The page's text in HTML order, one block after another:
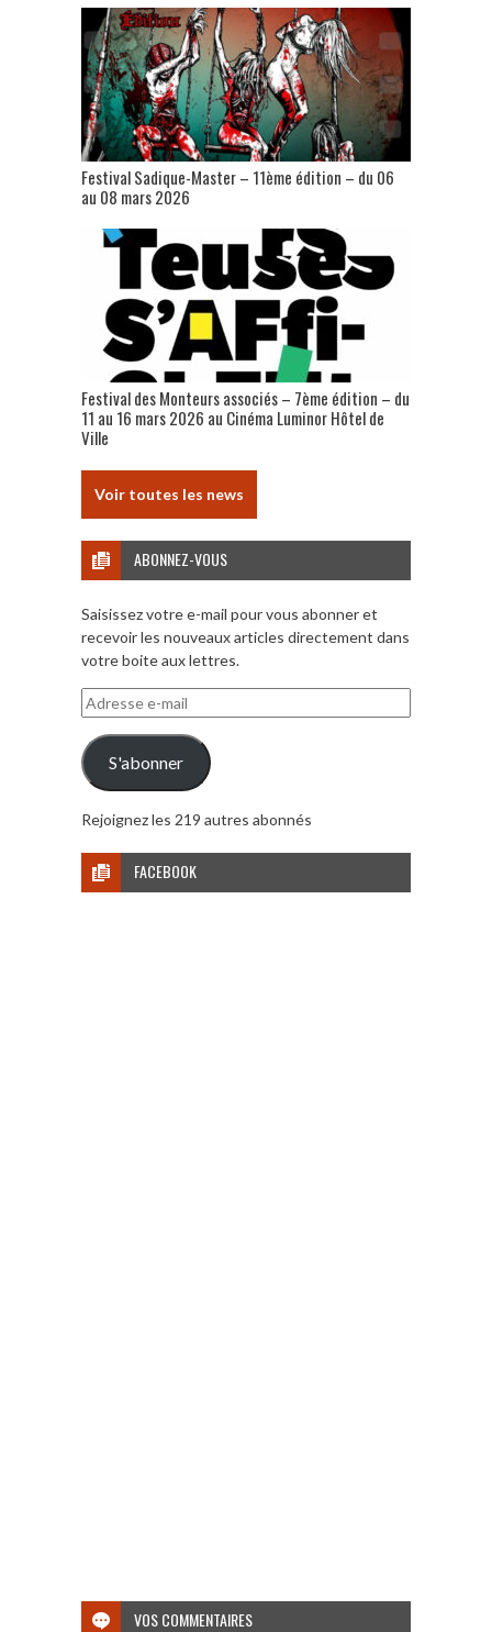
Festival Sadique-Master – 11ème édition – du 06
au 08 mars 2026
Festival des Monteurs associés – 7ème édition – du
11 au 16 mars 2026 au Cinéma Luminor Hôtel de
Ville
Voir toutes les news
ABONNEZ-VOUS
Saisissez votre e-mail pour vous abonner et
recevoir les nouveaux articles directement dans
votre boite aux lettres.
Adresse
e-
mail
S'abonner
Rejoignez les 219 autres abonnés
FACEBOOK
VOS COMMENTAIRES